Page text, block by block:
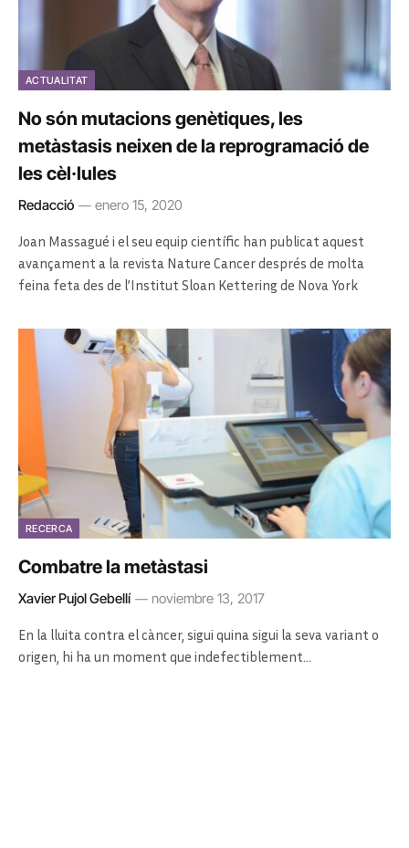
ACTUALITAT
No són mutacions genètiques, les
metàstasis neixen de la reprogramació de
les cèl·lules
Redacció enero 15, 2020
Joan Massagué i el seu equip científic han publicat aquest
avançament a la revista Nature Cancer després de molta
feina feta des de l’Institut Sloan Kettering de Nova York
RECERCA
Combatre la metàstasi
Xavier Pujol Gebellí noviembre 13, 2017
En la lluita contra el càncer, sigui quina sigui la seva variant o
origen, hi ha un moment que indefectiblement…